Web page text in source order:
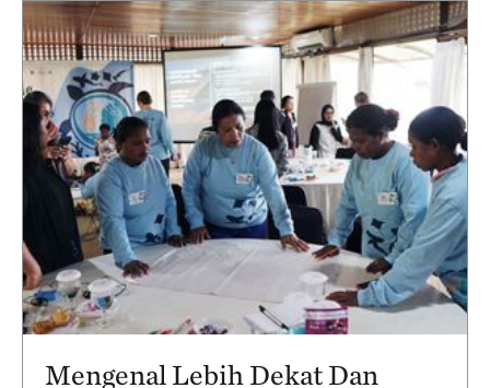
Mengenal Lebih Dekat Dan